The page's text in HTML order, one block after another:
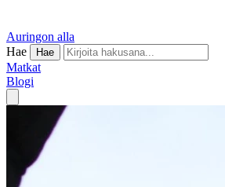
Auringon alla
Hae
Hae
Matkat
Blogi